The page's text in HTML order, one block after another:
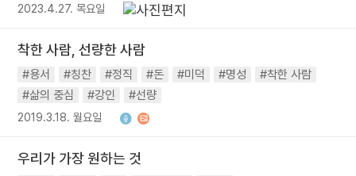
2023.4.27. 목요일
착한 사람, 선량한 사람
#용서 #칭찬 #정직 #돈 #미덕 #명성
#착한 사람
#삶의 중심
#강인 #선량
2019.3.18. 월요일
우리가 가장 원하는 것